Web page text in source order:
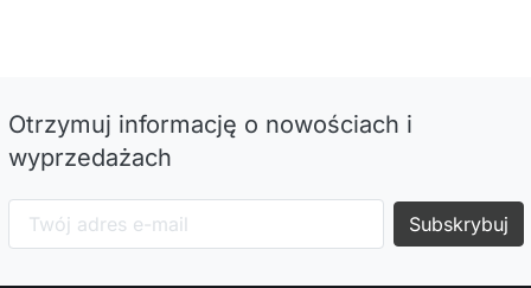
Otrzymuj informację o nowościach i
wyprzedażach